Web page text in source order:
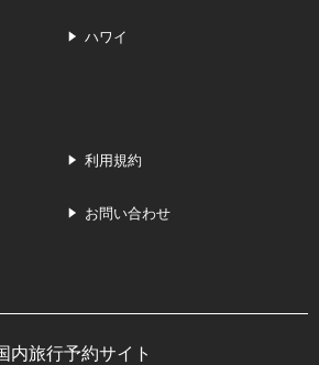
ハワイ
利用規約
お問い合わせ
内旅行予約サイト